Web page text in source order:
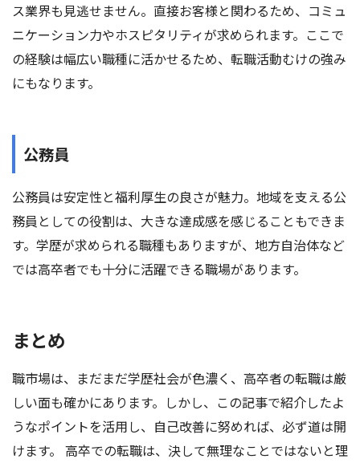
ス業界も見逃せません。直接お客様と関わるため、コミュ
ニケーション力やホスピタリティが求められます。ここで
の経験は幅広い職種に活かせるため、転職活動むけの強み
にもなります。
公務員
公務員は安定性と福利厚生の良さが魅力。地域を支える公
務員としての役割は、大きな達成感を感じることもできま
す。学歴が求められる職種もありますが、地方自治体など
では高卒者でも十分に活躍できる職場があります。
まとめ
職市場は、まだまだ学歴社会が色濃く、高卒者の転職は厳
しい面も確かにあります。しかし、この記事で紹介したよ
うなポイントを活用し、自己改善に努めれば、必ず道は開
けます。 高卒での転職は、決して無理なことではないと理